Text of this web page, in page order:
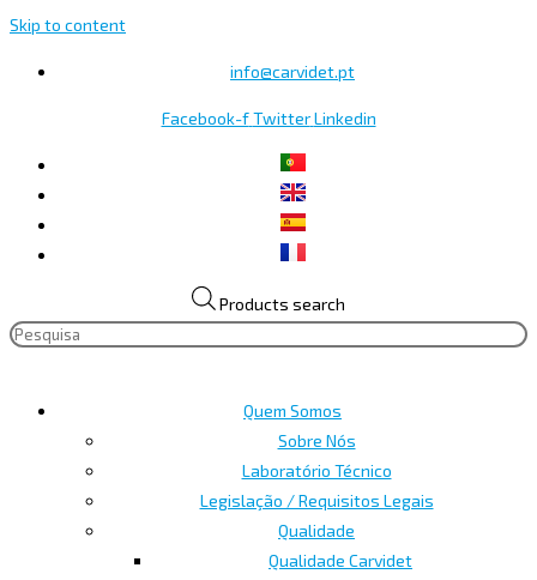
Skip to content
info@carvidet.pt
Facebook-f Twitter Linkedin
Products search
Quem Somos
Sobre Nós
Laboratório Técnico
Legislação / Requisitos Legais
Qualidade
Qualidade Carvidet